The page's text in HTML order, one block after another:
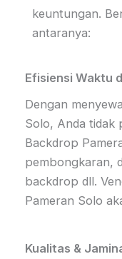
keuntungan.
antaranya:
Efisiensi Waktu
Dengan
Solo, Anda tidak
Backdrop
pembongkaran,
backdrop dll.
Pameran Solo
Kualitas &